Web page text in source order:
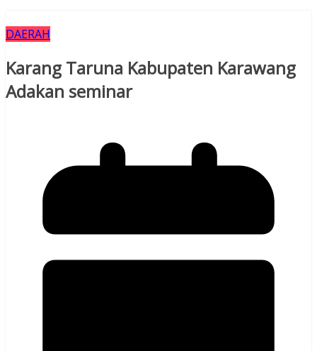
DAERAH
Karang Taruna Kabupaten Karawang
Adakan seminar